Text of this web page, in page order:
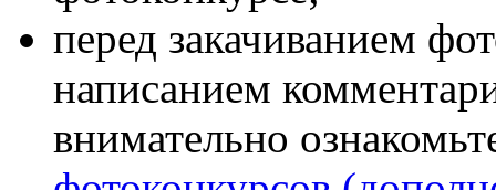
перед закачиванием
написанием
внимательно